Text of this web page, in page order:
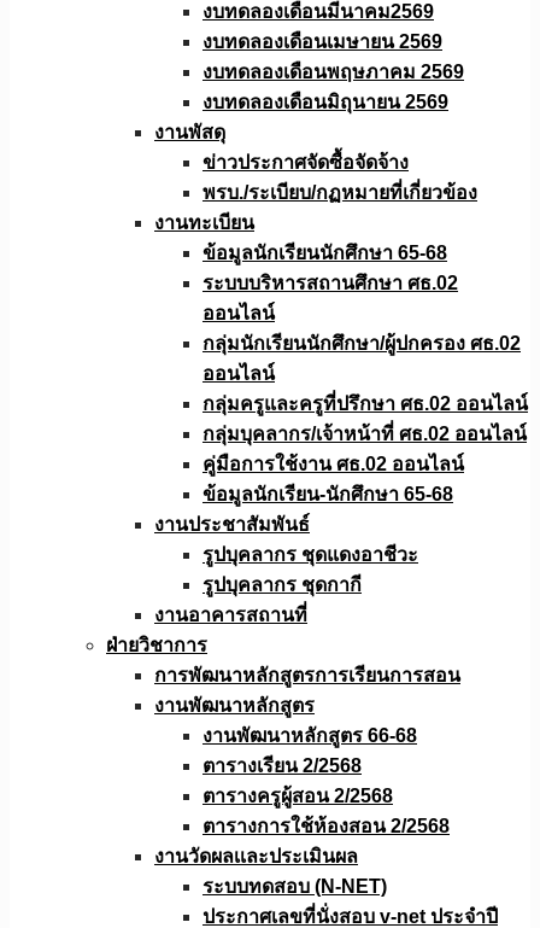
งบทดลองเดือนมีนาคม2569
งบทดลองเดือนเมษายน 2569
งบทดลองเดือนพฤษภาคม 2569
งบทดลองเดือนมิถุนายน 2569
งานพัสดุ
ข่าวประกาศจัดซื้อจัดจ้าง
พรบ./ระเบียบ/กฏหมายที่เกี่ยวข้อง
งานทะเบียน
ข้อมูลนักเรียนนักศึกษา 65-68
ระบบบริหารสถานศึกษา ศธ.02
ออนไลน์
กลุ่มนักเรียนนักศึกษา/ผู้ปกครอง ศธ.02
ออนไลน์
กลุ่มครูและครูที่ปรึกษา ศธ.02 ออนไลน์
กลุ่มบุคลากร/เจ้าหน้าที่ ศธ.02 ออนไลน์
คู่มือการใช้งาน ศธ.02 ออนไลน์
ข้อมูลนักเรียน-นักศึกษา 65-68
งานประชาสัมพันธ์
รูปบุคลากร ชุดแดงอาชีวะ
รูปบุคลากร ชุดกากี
งานอาคารสถานที่
ฝ่ายวิชาการ
การพัฒนาหลักสูตรการเรียนการสอน
งานพัฒนาหลักสูตร
งานพัฒนาหลักสูตร 66-68
ตารางเรียน 2/2568
ตารางครูผู้สอน 2/2568
ตารางการใช้ห้องสอน 2/2568
งานวัดผลเเละประเมินผล
ระบบทดสอบ (N-NET)
ประกาศเลขที่นั่งสอบ v-net ประจำปี